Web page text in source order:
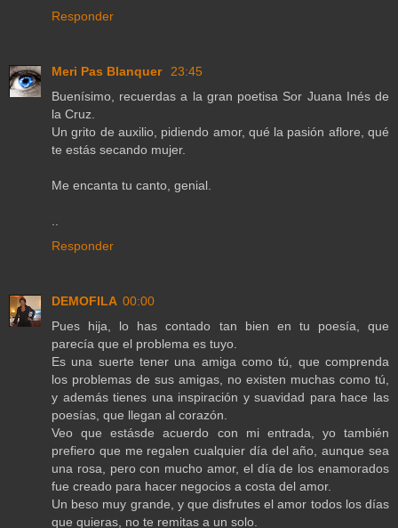
Responder
Meri Pas Blanquer 23:45
Buenísimo, recuerdas a la gran poetisa Sor Juana Inés de
la Cruz.
Un grito de auxilio, pidiendo amor, qué la pasión aflore, qué
te estás secando mujer.
Me encanta tu canto, genial.
..
Responder
DEMOFILA 00:00
Pues hija, lo has contado tan bien en tu poesía, que
parecía que el problema es tuyo.
Es una suerte tener una amiga como tú, que comprenda
los problemas de sus amigas, no existen muchas como tú,
y además tienes una inspiración y suavidad para hace las
poesías, que llegan al corazón.
Veo que estásde acuerdo con mi entrada, yo también
prefiero que me regalen cualquier día del año, aunque sea
una rosa, pero con mucho amor, el día de los enamorados
fue creado para hacer negocios a costa del amor.
Un beso muy grande, y que disfrutes el amor todos los días
que quieras, no te remitas a un solo.